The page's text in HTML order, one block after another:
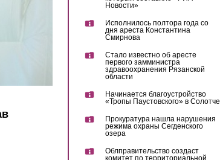
Новости»
Исполнилось полтора года со
дня ареста Константина
Смирнова
Стало известно об аресте
первого замминистра
здравоохранения Рязанской
области
Начинается благоустройство
«Тропы Паустовского» в Солотче
Прокуратура нашла нарушения
режима охраны Сегденского
озера
Облправительство создаст